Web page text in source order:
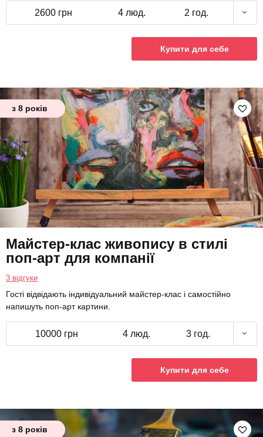
2600 грн 4 люд. 2 год.
Купити для себе
з 8 років
Майстер-клас живопису в стилі
поп-арт для компанії
3 відгуки
Гості відвідають індивідуальний майстер-клас і самостійно
напишуть поп-арт картини.
10000 грн 4 люд. 3 год.
Купити для себе
з 8 років